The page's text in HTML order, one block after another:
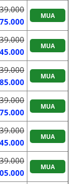
MUA
MUA
MUA
MUA
MUA
MUA